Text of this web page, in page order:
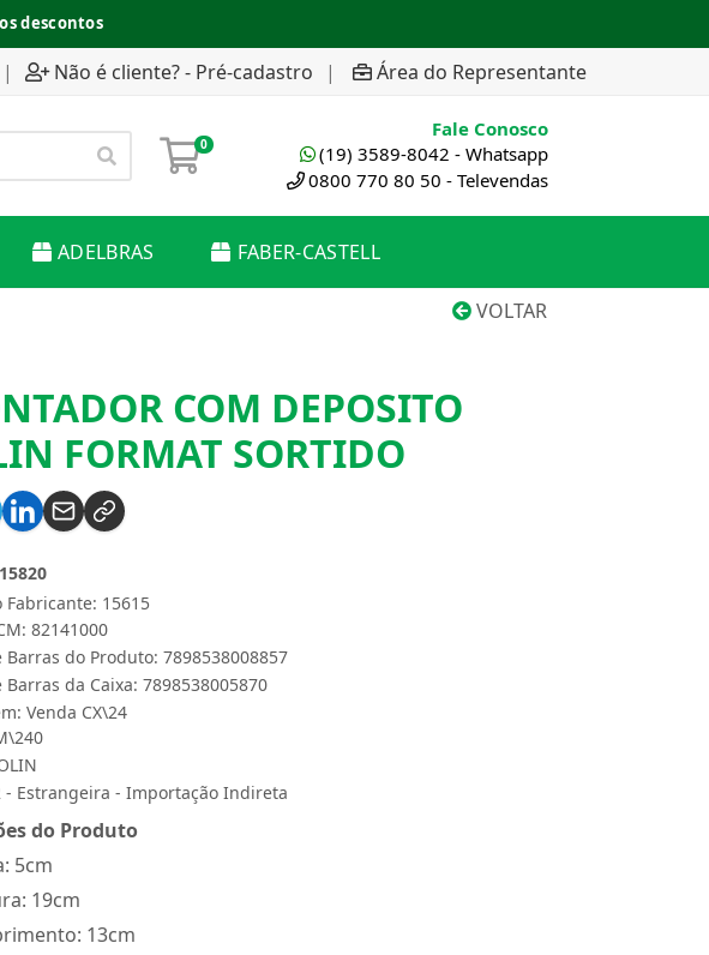
descontos
| Não é cliente? - Pré-cadastro | Área do Representante
0
Fale Conosco
(19) 3589-8042 - Whatsapp
0800 770 80 50 - Televendas
ADELBRAS FABER-CASTELL
VOLTAR
COM DEPOSITO
FORMAT SORTIDO
Fabricante: 15615
82141000
Barras do Produto: 7898538008857
Barras da Caixa: 7898538005870
Venda CX\24
- Estrangeira - Importação Indireta
do Produto
5cm
19cm
13cm